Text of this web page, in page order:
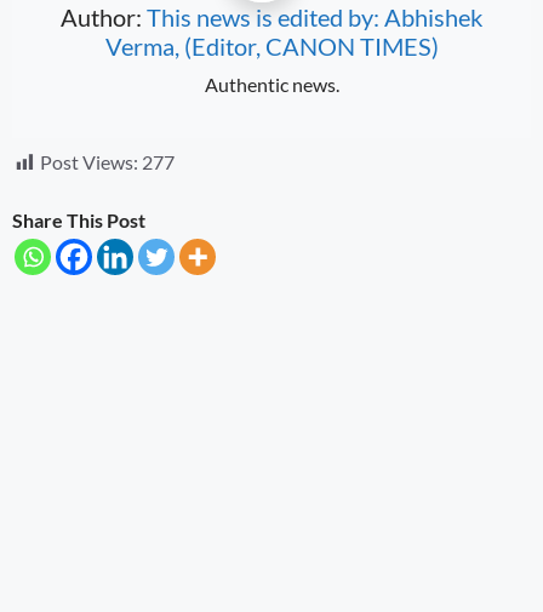
Author: This news is edited by: Abhishek
Verma, (Editor, CANON TIMES)
Authentic news.
Post Views: 277
Share This Post